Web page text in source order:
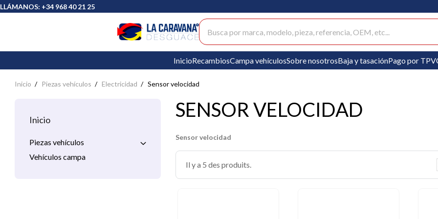
LLÁMANOS: +34 968 40 21 25
Buscar productos
InicioRecambiosCampa vehículosSobre nosotrosBaja y tasaciónPago por TPV
Inicio Piezas vehículos Electricidad Sensor velocidad
Inicio
Piezas vehículos
Vehículos campa
SENSOR VELOCIDAD
Sensor velocidad
Il y a 5 des produits.